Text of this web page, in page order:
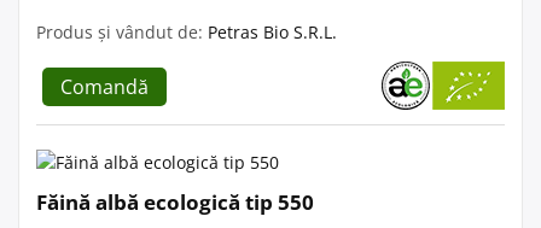
Produs și vândut de: Petras Bio S.R.L.
Comandă
Făină albă ecologică tip 550